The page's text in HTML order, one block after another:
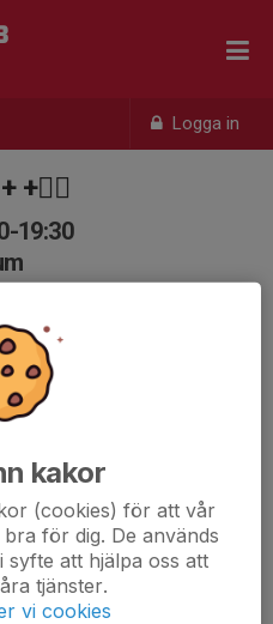
Logga in
+🚴‍♀️
19:30
tempo för att till
Upp ur
att din cykel är i
kommer till träningen.
sig ny slang och
kakor
(cookies) för att vår
för dig. De används
att hjälpa oss att
tjänster.
vi cookies